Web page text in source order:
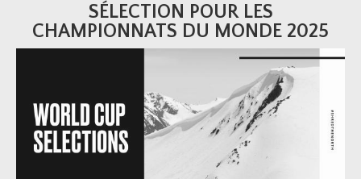
SÉLECTION POUR LES
CHAMPIONNATS DU MONDE 2025